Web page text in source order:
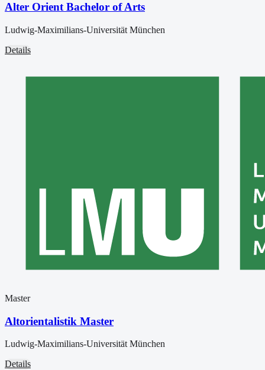
Alter Orient Bachelor of Arts
Ludwig-Maximilians-Universität München
Details
Master
Altorientalistik Master
Ludwig-Maximilians-Universität München
Details